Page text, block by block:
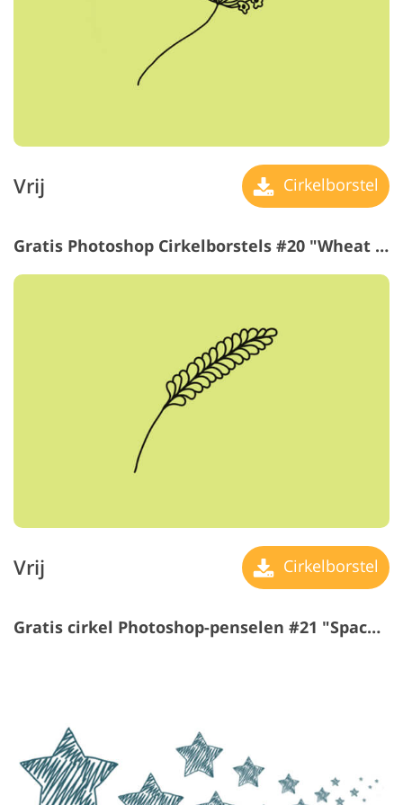
Vrij Cirkelborstel
Gratis Photoshop Cirkelborstels #20 "Wheat Ear"
Vrij Cirkelborstel
Gratis cirkel Photoshop-penselen #21 "Space Trip"